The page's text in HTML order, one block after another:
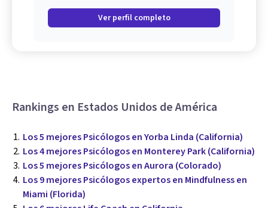
Ver perfil completo
Rankings en Estados Unidos de América
Los 5 mejores Psicólogos en Yorba Linda (California)
Los 4 mejores Psicólogos en Monterey Park (California)
Los 5 mejores Psicólogos en Aurora (Colorado)
Los 9 mejores Psicólogos expertos en Mindfulness en
Miami (Florida)